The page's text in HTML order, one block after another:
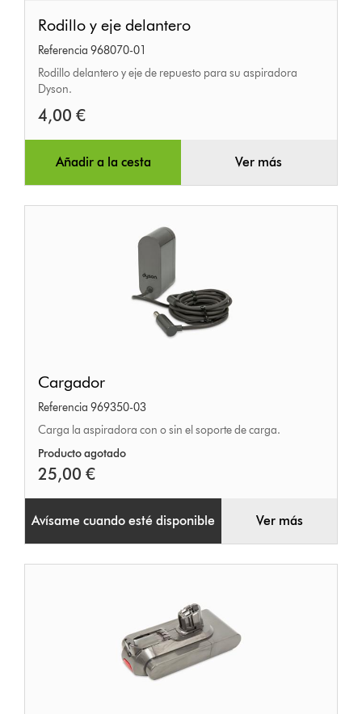
y
eje
delantero
Rodillo y eje delantero
Referencia 968070-01
Rodillo delantero y eje de repuesto para su aspiradora
Dyson.
4,00 €
Añadir a la cesta Ver más
Cargador
Referencia 969350-03
Carga la aspiradora con o sin el soporte de carga.
Producto agotado
25,00 €
Avísame cuando esté disponible Ver más